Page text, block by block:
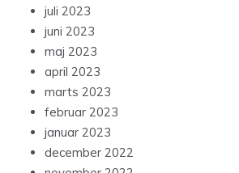
juli 2023
juni 2023
maj 2023
april 2023
marts 2023
februar 2023
januar 2023
december 2022